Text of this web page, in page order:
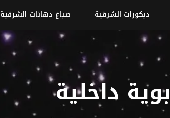
ديكورات الشرقية صباغ دهانات الشرقية
بوية داخلية